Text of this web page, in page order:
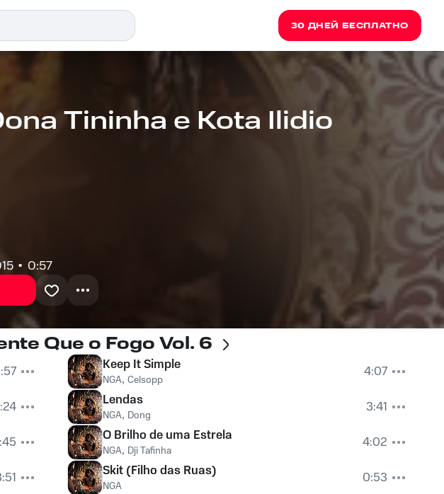
30 ДНЕЙ БЕСПЛАТНО
Tininha e Kota Ilidio
0:57
Que o Fogo Vol. 6
Keep It Simple
NGA, Celsopp
4:07
Lendas
NGA, Dong
3:41
O Brilho de uma Estrela
NGA, Dji Tafinha
4:02
Skit (Filho das Ruas)
NGA
0:53